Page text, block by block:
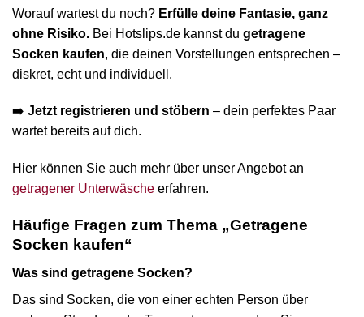
Worauf wartest du noch? Erfülle deine Fantasie, ganz
ohne Risiko. Bei Hotslips.de kannst du getragene
Socken kaufen, die deinen Vorstellungen entsprechen –
diskret, echt und individuell.
➡️ Jetzt registrieren und stöbern – dein perfektes Paar
wartet bereits auf dich.
Hier können Sie auch mehr über unser Angebot an
getragener Unterwäsche erfahren.
Häufige Fragen zum Thema „Getragene
Socken kaufen“
Was sind getragene Socken?
Das sind Socken, die von einer echten Person über